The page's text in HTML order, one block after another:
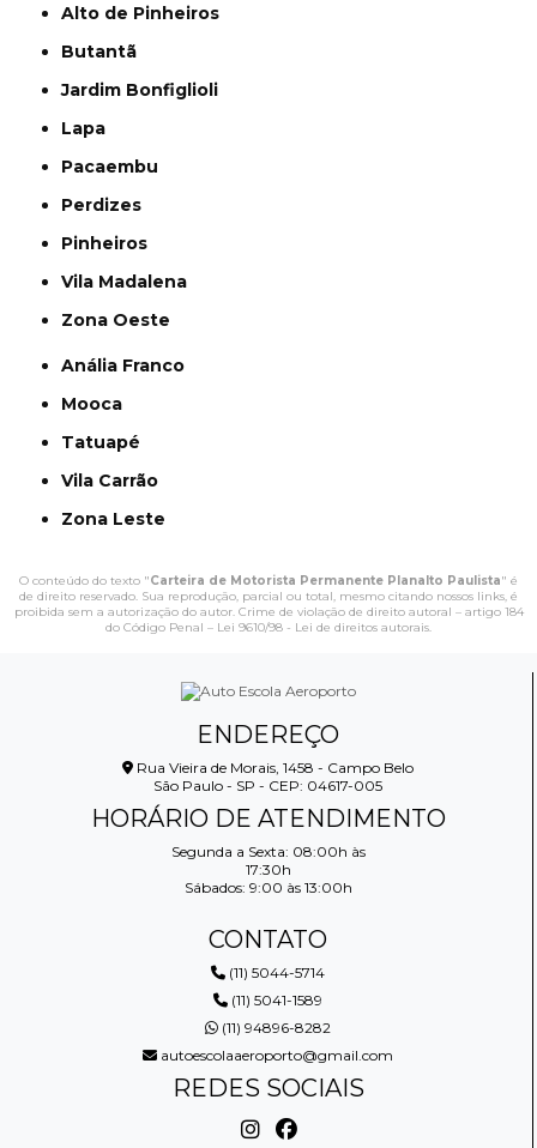
Alto de Pinheiros
Butantã
Jardim Bonfiglioli
Lapa
Pacaembu
Perdizes
Pinheiros
Vila Madalena
Zona Oeste
Anália Franco
Mooca
Tatuapé
Vila Carrão
Zona Leste
O conteúdo do texto "Carteira de Motorista Permanente Planalto Paulista" é
de direito reservado. Sua reprodução, parcial ou total, mesmo citando nossos links, é
proibida sem a autorização do autor. Crime de violação de direito autoral – artigo 184
do Código Penal – Lei 9610/98 - Lei de direitos autorais.
ENDEREÇO
Rua Vieira de Morais, 1458 - Campo Belo
São Paulo - SP - CEP: 04617-005
HORÁRIO DE ATENDIMENTO
Segunda a Sexta: 08:00h às
17:30h
Sábados: 9:00 às 13:00h
CONTATO
(11) 5044-5714
(11) 5041-1589
(11) 94896-8282
autoescolaaeroporto@gmail.com
REDES SOCIAIS